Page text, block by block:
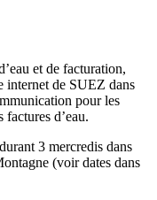
et de facturation,
internet de SUEZ dans
pour les
d’eau.
3 mercredis dans
(voir dates dans